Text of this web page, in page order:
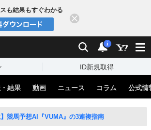
も結果もすぐわかる
検索 通知
i
ID新規取得
結果 動画 ニュース コラム 公式情
】競馬予想AI『VUMA』の3連複指南